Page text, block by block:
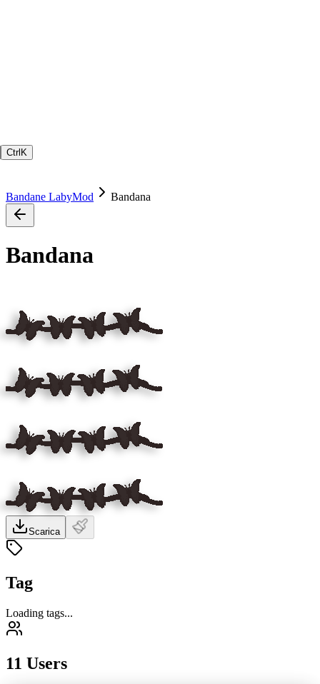
Ctrl K
Bandane LabyMod Bandana
Bandana
Scarica
Tag
Loading tags...
11 Users